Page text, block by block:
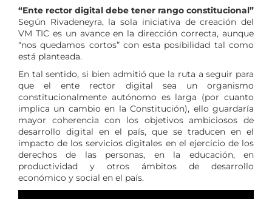
“Ente rector digital debe tener rango constitucional”
Según Rivadeneyra, la sola iniciativa de creación del
VM TIC es un avance en la dirección correcta, aunque
“nos quedamos cortos” con esta posibilidad tal como
está planteada.
En tal sentido, si bien admitió que la ruta a seguir para
que el ente rector digital sea un organismo
constitucionalmente autónomo es larga (por cuanto
implica un cambio en la Constitución), ello guardaría
mayor coherencia con los objetivos ambiciosos de
desarrollo digital en el país, que se traducen en el
impacto de los servicios digitales en el ejercicio de los
derechos de las personas, en la educación, en
productividad y otros ámbitos de desarrollo
económico y social en el país.